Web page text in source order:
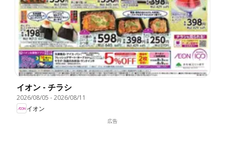
イオン - チラシ
2026/08/05 -2026/08/11
イオン
広告